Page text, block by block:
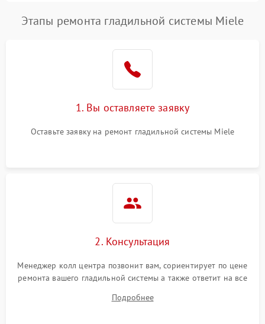
Этапы ремонта гладильной системы Miele
1. Вы оставляете заявку
Оставьте заявку на ремонт гладильной системы Miele
2. Консультация
Менеджер колл центра позвонит вам, сориентирует по цене
ремонта вашего гладильной системы а также ответит на все
Подробнее